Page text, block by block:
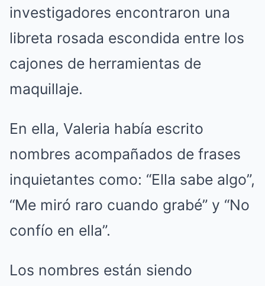
investigadores encontraron una
libreta rosada escondida entre los
cajones de herramientas de
maquillaje.
En ella, Valeria había escrito
nombres acompañados de frases
inquietantes como: “Ella sabe algo”,
“Me miró raro cuando grabé” y “No
confío en ella”.
Los nombres están siendo